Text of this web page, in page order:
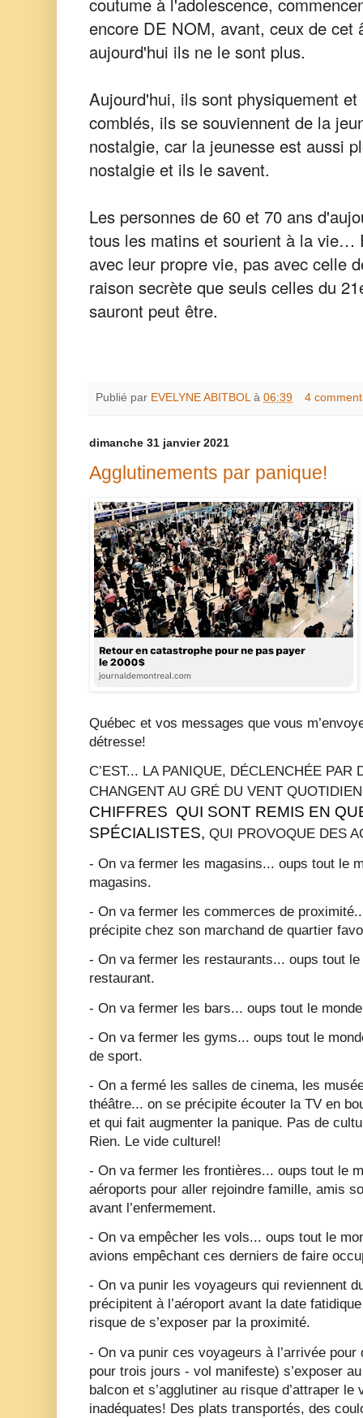
coutume à l'adolescence,
encore DE NOM, avant, ceux de cet
aujourd'hui ils ne le sont plus.
Aujourd'hui, ils sont physiquement
comblés, ils se souviennent de la
nostalgie, car la jeunesse est aussi
nostalgie et ils le savent.
Les personnes de 60 et 70 ans
tous les matins et sourient à la vie…
avec leur propre vie, pas avec celle
raison secrète que seuls celles du
sauront peut être.
Publié par EVELYNE ABITBOL à 06:39 4
dimanche 31 janvier 2021
Agglutinements par panique!
Québec et vos messages que vous
détresse!
C’EST... LA PANIQUE, DÉCLENCHÉE PAR
CHANGENT AU GRÉ DU VENT
CHIFFRES  QUI SONT REMIS EN
SPÉCIALISTES, QUI PROVOQUE DES
- On va fermer les magasins... oups tout le
magasins.
- On va fermer les commerces de
précipite chez son marchand de quartier
- On va fermer les restaurants... oups tout
restaurant.
- On va fermer les bars... oups tout le
- On va fermer les gyms... oups tout le
de sport.
- On a fermé les salles de cinema, les
théâtre... on se précipite écouter la TV en
et qui fait augmenter la panique. Pas de
Rien. Le vide culturel!
- On va fermer les frontières... oups tout le
aéroports pour aller rejoindre famille, amis
avant l’enfermement.
- On va empêcher les vols... oups tout le
avions empêchant ces derniers de faire
- On va punir les voyageurs qui reviennent
précipitent à l’aéroport avant la date
risque de s’exposer par la proximité.
- On va punir ces voyageurs à l’arrivée pour
pour trois jours - vol manifeste) s’exposer
balcon et s’agglutiner au risque d’attraper
inadéquates! Des plats transportés, des